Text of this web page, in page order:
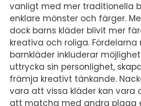
vanligt med mer traditionella
enklare mönster och färger.
dock barns kläder blivit mer
kreativa och roliga.
barnkläder inkluderar
uttrycka sin personlighet,
främja kreativt tänkande.
vara att vissa kläder kan vara
att matcha med andra plagg